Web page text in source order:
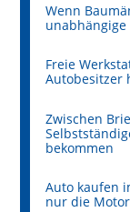
Wenn
Freie
Autobesitzer
Zwischen
bekommen
Auto kaufen
nur die